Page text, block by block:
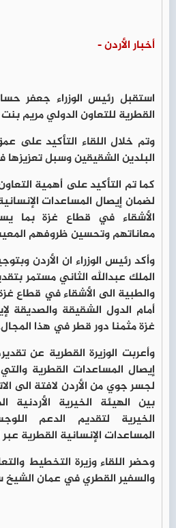
أخبار الأردن -
استقبل رئيس الوزراء جعفر حسان
القطرية للتعاون الدولي مريم
وتم خلال اللقاء التأكيد على
البلدين الشقيقين وسبل تعزيزها
كما تم التأكيد على أهمية
لضمان إيصال المساعدات
الأشقاء في قطاع غزة بما
معاناتهم وتحسين ظروفهم
وأكد رئيس الوزراء ان الأردن
الملك عبدالله الثاني مستمر
والطبية الى الأشقاء في قطاع
أمام الدول الشقيقة والصديقة
غزة مثمنا دور قطر في هذا
وأعربت الوزيرة القطرية عن
إيصال المساعدات القطرية
لجسر جوي من الأردن لافتة الى
بين الهيئة الخيرية
الخيرية لتقديم الدعم
المساعدات الإنسانية القطرية عبر
وحضر اللقاء وزيرة التخطيط
والسفير القطري في عمان الشيخ